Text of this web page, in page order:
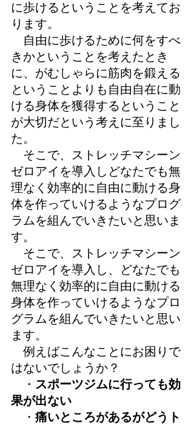
に歩けるということを考えてお
ります。
自由に歩けるために何をすべ
きかということを考えたとき
に、がむしゃらに筋肉を鍛える
ということよりも自由自在に動
ける身体を獲得するということ
が大切だという考えに至りまし
た。
そこで、ストレッチマシーン
ゼロアイを導入しどなたでも無
理なく効率的に自由に動ける身
体を作っていけるようなプログ
ラムを組んでいきたいと思いま
す。
そこで、ストレッチマシーン
ゼロアイを導入し、どなたでも
無理なく効率的に自由に動ける
身体を作っていけるようなプロ
グラムを組んでいきたいと思い
ます。
例えばこんなことにお困りで
はないでしょうか？
・ スポーツジムに行っても効
果が出ない
・ 痛いところがあるがどうト